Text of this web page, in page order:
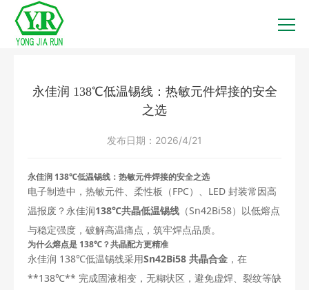
永佳润 138℃低温锡线：热敏元件焊接的安全
之选
发布日期： 2026/4/21
永佳润 138℃低温锡线：热敏元件焊接的安全之选
电子制造中，热敏元件、柔性板（FPC）、LED 封装常因高
温报废？永佳润138℃共晶低温锡线 （Sn42Bi58）以低熔点
与稳定强度，破解高温痛点，筑牢焊点品质。
为什么熔点是 138℃？共晶配方更精准
永佳润 138℃低温锡线采用Sn42Bi58 共晶合金 ，在
**138℃** 完成固液相变，无糊状区，避免虚焊、裂纹等缺